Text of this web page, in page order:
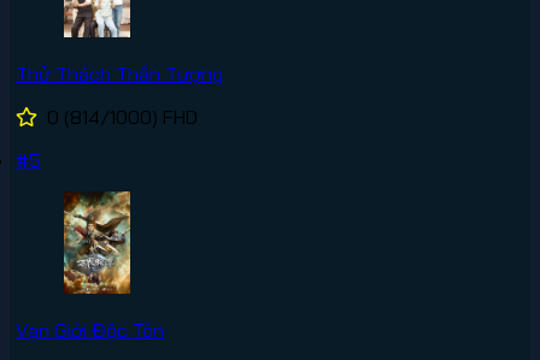
Thử Thách Thần Tượng
0 (814/1000) FHD
#5
Vạn Giới Độc Tôn